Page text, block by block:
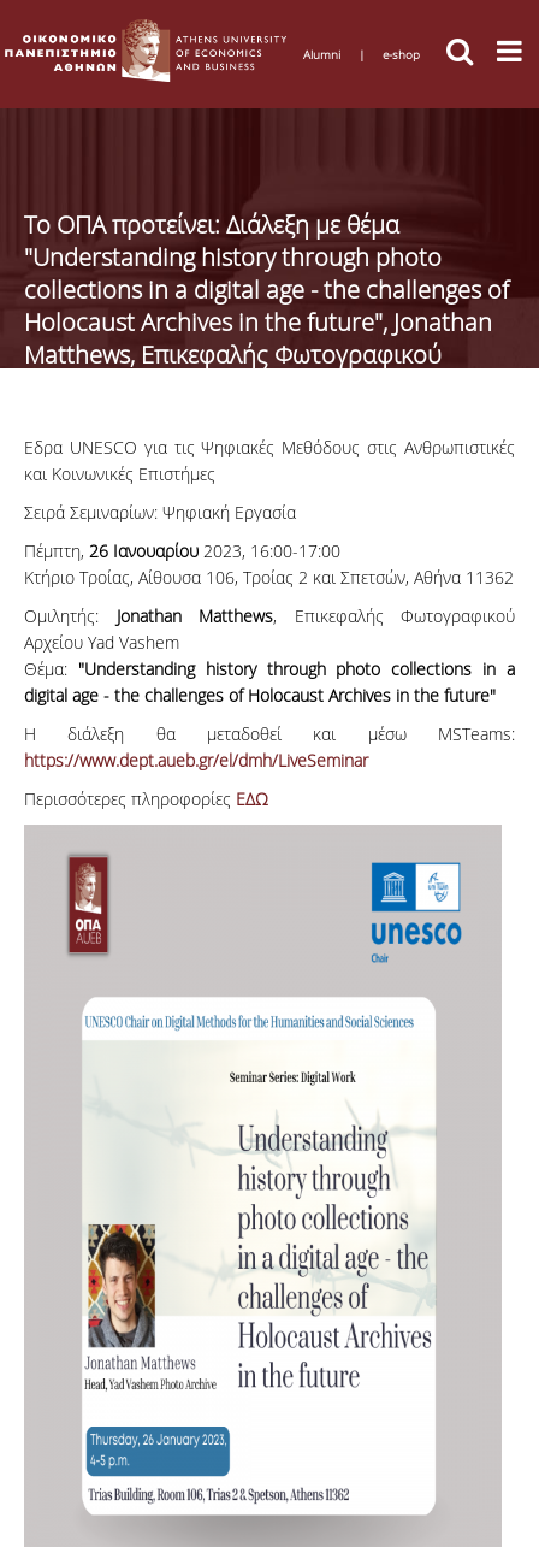
Alumni | e-shop
Το ΟΠΑ προτείνει: Διάλεξη με θέμα
"Understanding history through photo
collections in a digital age - the challenges of
Holocaust Archives in the future", Jonathan
Matthews, Επικεφαλής Φωτογραφικού
Εδρα UNESCO για τις Ψηφιακές Μεθόδους στις Ανθρωπιστικές
και Κοινωνικές Επιστήμες
Σειρά Σεμιναρίων: Ψηφιακή Εργασία
Πέμπτη, 26 Ιανουαρίου 2023, 16:00-17:00
Κτήριο Τροίας, Αίθουσα 106, Τροίας 2 και Σπετσών, Αθήνα 11362
Ομιλητής: Jonathan Matthews, Επικεφαλής Φωτογραφικού
Αρχείου Yad Vashem
Θέμα: "Understanding history through photo collections in a
digital age - the challenges of Holocaust Archives in the future"
H διάλεξη θα μεταδοθεί και μέσω MSTeams:
https://www.dept.aueb.gr/el/dmh/LiveSeminar
Περισσότερες πληροφορίες ΕΔΩ